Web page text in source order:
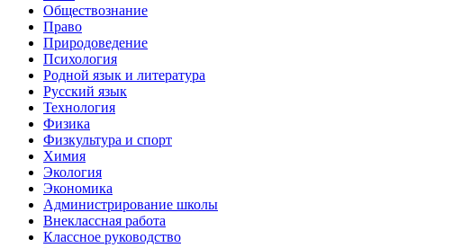
Обществознание
Право
Природоведение
Психология
Родной язык и литература
Русский язык
Технология
Физика
Физкультура и спорт
Химия
Экология
Экономика
Администрирование школы
Внеклассная работа
Классное руководство